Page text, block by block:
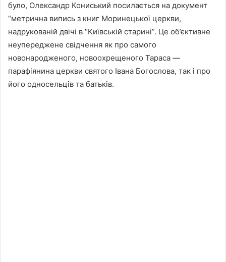
було, Олександр Кониський посилається на документ
“метрична випись з книг Моринецької церкви,
надрукованій двічі в “Київській старині”. Це об’єктивне
неупереджене свідчення як про самого
новонародженого, новоохрещеного Тараса —
парафіянина церкви святого Івана Богослова, так і про
його односельців та батьків.